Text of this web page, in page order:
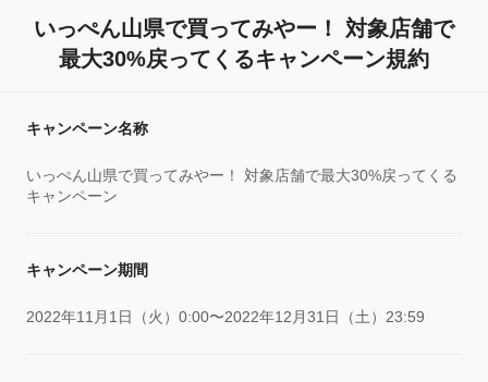
いっぺん山県で買ってみやー！ 対象店舗で
最大30%戻ってくるキャンペーン規約
キャンペーン名称
いっぺん山県で買ってみやー！ 対象店舗で最大30%戻ってくる
キャンペーン
キャンペーン期間
2022年11月1日（火）0:00〜2022年12月31日（土）23:59